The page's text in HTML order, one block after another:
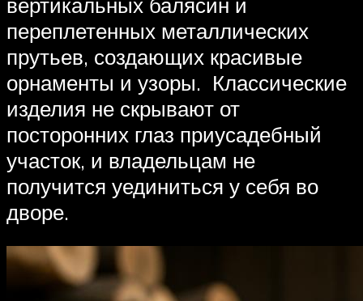
переплетенных металлических
прутьев, создающих красивые
орнаменты и узоры. Классические
изделия не скрывают от
посторонних глаз приусадебный
участок, и владельцам не
получится уединиться у себя во
дворе.